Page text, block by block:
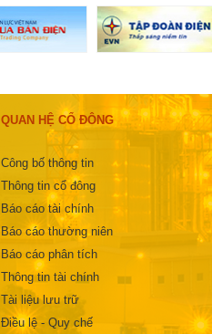
QUAN HỆ CỔ ĐÔNG
Công bố thông tin
Thông tin cổ đông
Báo cáo tài chính
Báo cáo thường niên
Báo cáo phân tích
Thông tin tài chính
Tài liệu lưu trữ
Điều lệ - Quy chế